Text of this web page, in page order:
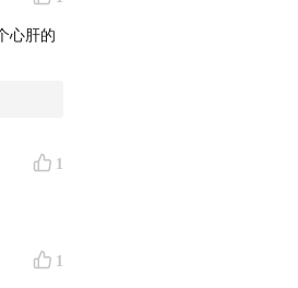
心肝的
1
1